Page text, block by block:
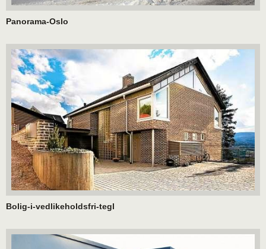
Panorama-Oslo
Bolig-i-vedlikeholdsfri-tegl